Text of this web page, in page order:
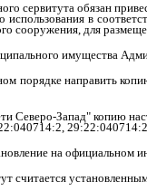
сервитута обязан
использования в
сооружения, для
имущества
порядке направить
Северо-Запад" копию
на официальном
считается